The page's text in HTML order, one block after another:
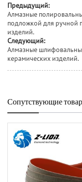
Предыдущий:
Алмазные
подложкой для ручной
изделий.
Следующий:
Алмазные
керамических изделий.
Сопутствующие